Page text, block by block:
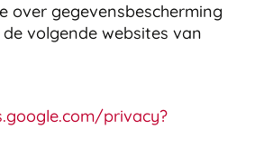
over gegevensbescherming
volgende websites van
privacy?